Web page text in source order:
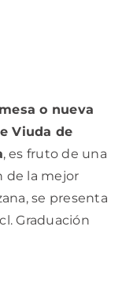
o nueva
Viuda de
, es fruto de una
de la mejor
se presenta
Graduación